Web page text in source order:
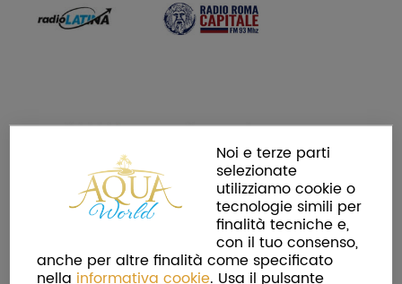
Noi e terze parti
selezionate
utilizziamo cookie o
tecnologie simili per
finalità tecniche e,
con il tuo consenso,
anche per altre finalità come specificato
nella informativa cookie. Usa il pulsante